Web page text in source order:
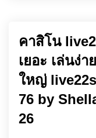
คาสิโน
เยอะ เล่นง่
ใหญ่
76 by
26